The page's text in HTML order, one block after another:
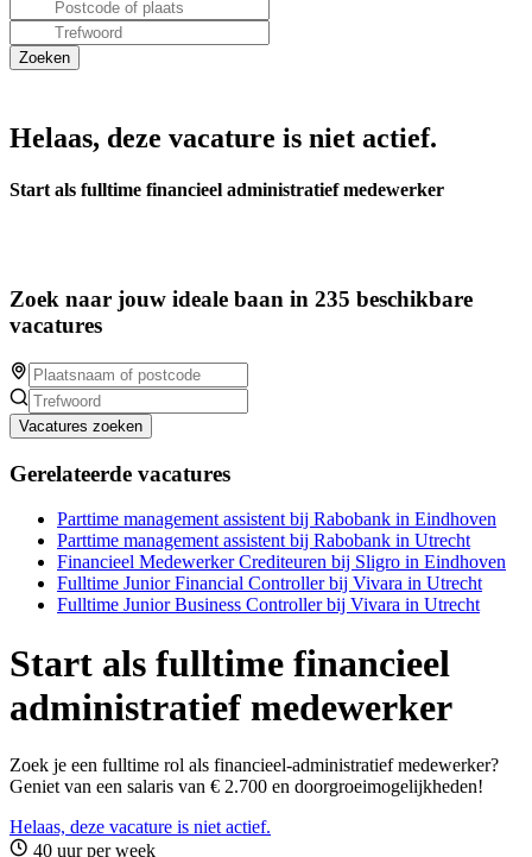
Helaas, deze vacature is niet actief.
Start als fulltime financieel administratief medewerker
Zoek naar jouw ideale baan in 235 beschikbare
vacatures
Vacatures zoeken
Gerelateerde vacatures
Parttime management assistent bij Rabobank in Eindhoven
Parttime management assistent bij Rabobank in Utrecht
Financieel Medewerker Crediteuren bij Sligro in Eindhoven
Fulltime Junior Financial Controller bij Vivara in Utrecht
Fulltime Junior Business Controller bij Vivara in Utrecht
Start als fulltime financieel
administratief medewerker
Zoek je een fulltime rol als financieel-administratief medewerker?
Geniet van een salaris van € 2.700 en doorgroeimogelijkheden!
Helaas, deze vacature is niet actief.
40 uur per week